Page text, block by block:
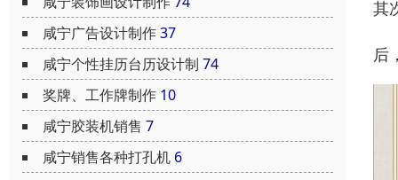
咸宁广告设计制作37
咸宁个性挂历台历设计制 74
奖牌、工作牌制作 10
咸宁胶装机销售 7
咸宁销售各种打孔机 6
其
后